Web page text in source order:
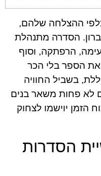
ההצלחה שלהם,
הסדרה מתנהלת
הרפתקה, וסוף
את הספר בלי הכר
בשביל החוויה
לא פחות משאר בנים
הזמן יוישמו לצחוק
הסדרות